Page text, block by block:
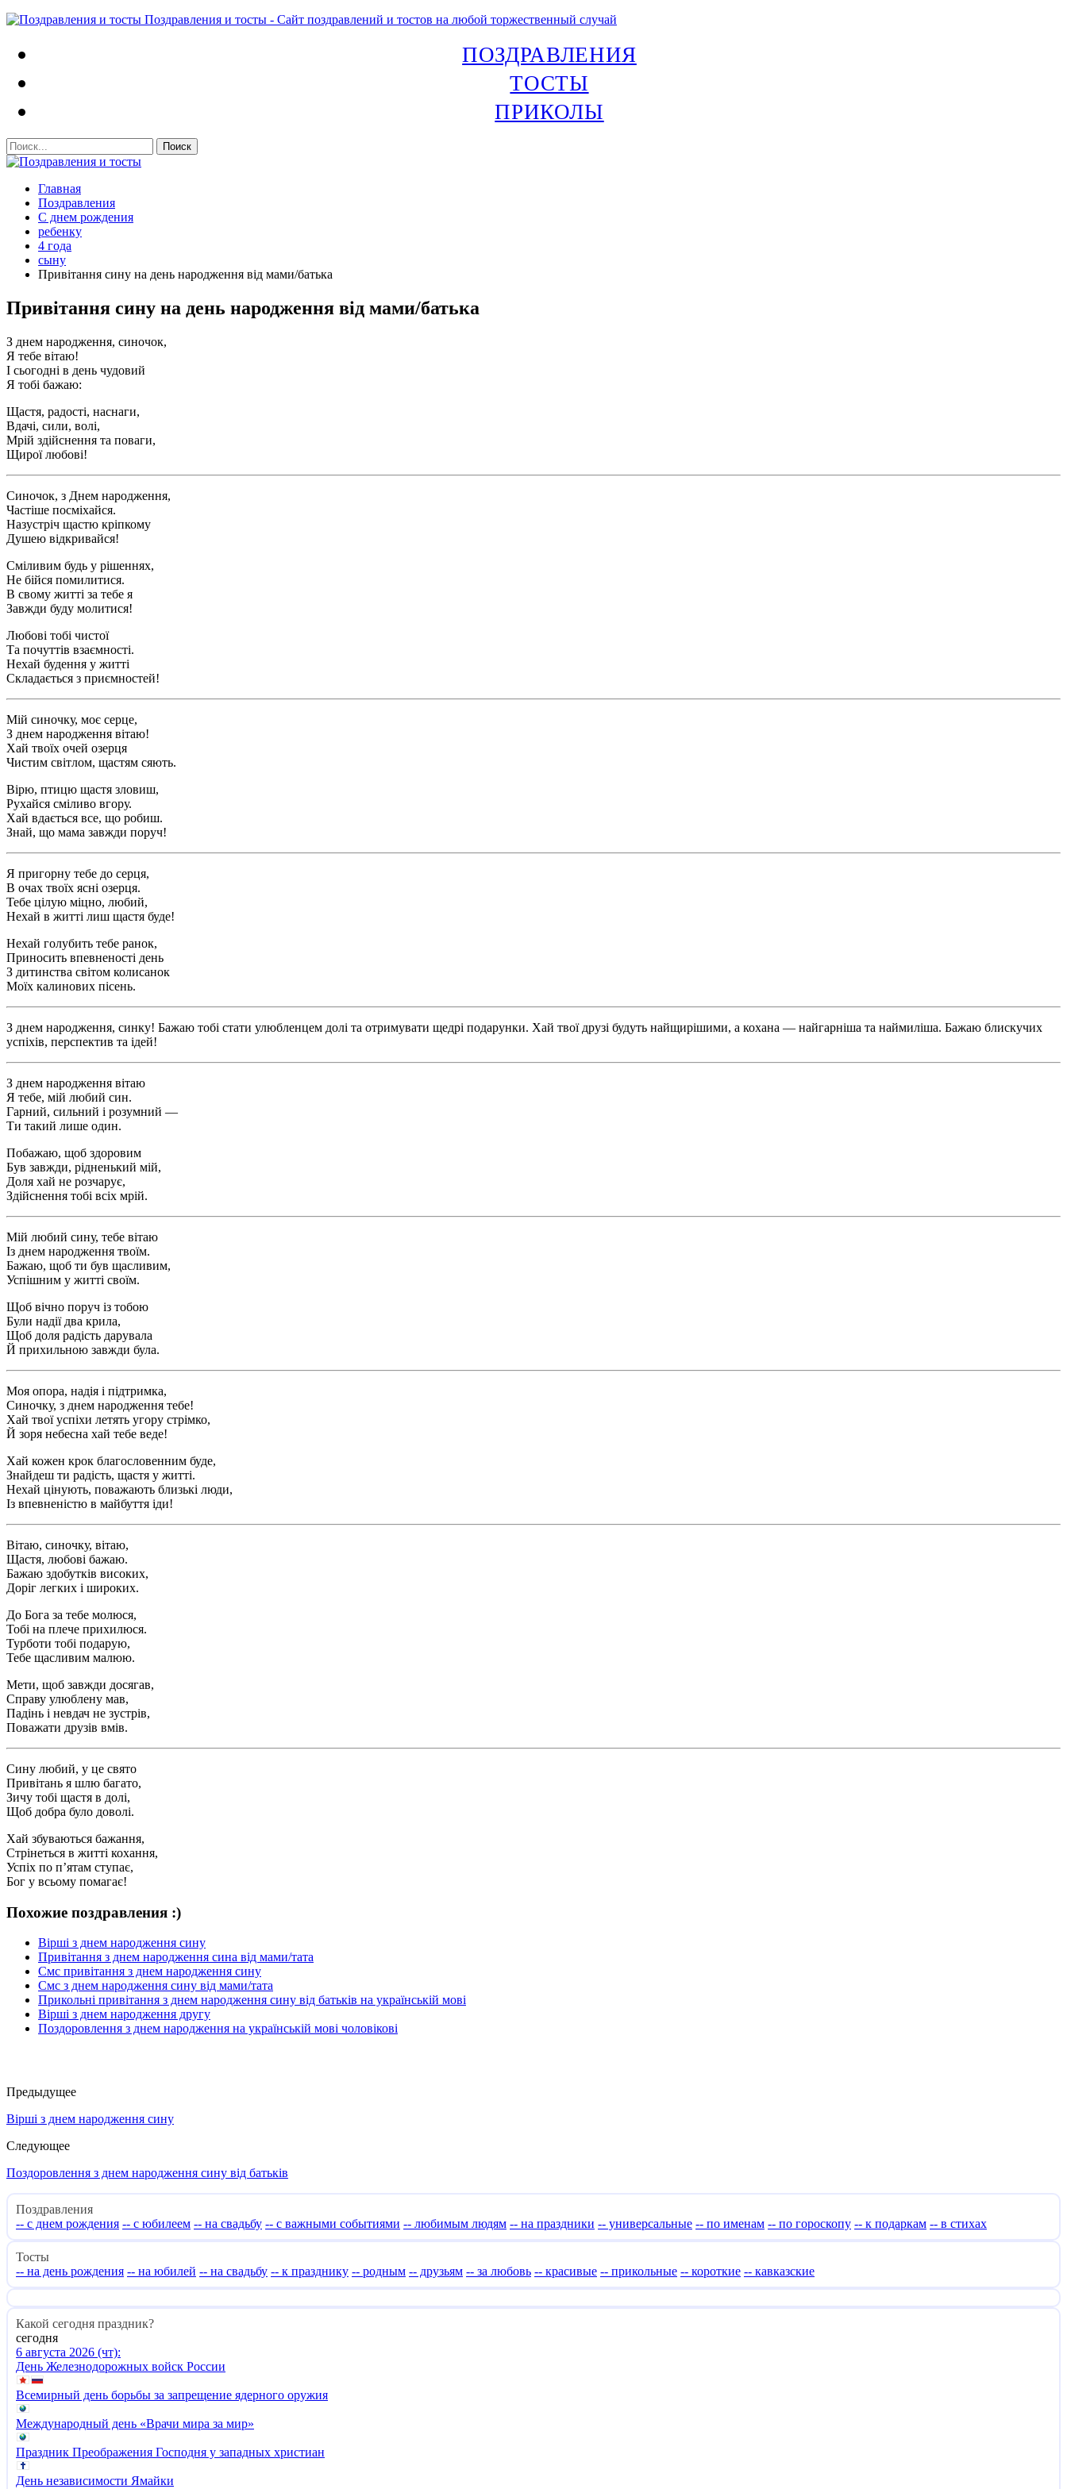
Поздравления и тосты - Сайт поздравлений и тостов на любой торжественный случай
ПОЗДРАВЛЕНИЯ
ТОСТЫ
ПРИКОЛЫ
Главная
Поздравления
С днем рождения
ребенку
4 года
сыну
Привітання сину на день народження від мами/батька
Привітання сину на день народження від мами/батька
З днем народження, синочок,
Я тебе вітаю!
І сьогодні в день чудовий
Я тобі бажаю:
Щастя, радості, наснаги,
Вдачі, сили, волі,
Мрій здійснення та поваги,
Щирої любові!
Синочок, з Днем народження,
Частіше посміхайся.
Назустріч щастю кріпкому
Душею відкривайся!
Сміливим будь у рішеннях,
Не бійся помилитися.
В свому житті за тебе я
Завжди буду молитися!
Любові тобі чистої
Та почуттів взаємності.
Нехай будення у житті
Складається з приємностей!
Мій синочку, моє серце,
З днем народження вітаю!
Хай твоїх очей озерця
Чистим світлом, щастям сяють.
Вірю, птицю щастя зловиш,
Рухайся сміливо вгору.
Хай вдається все, що робиш.
Знай, що мама завжди поруч!
Я пригорну тебе до серця,
В очах твоїх ясні озерця.
Тебе цілую міцно, любий,
Нехай в житті лиш щастя буде!
Нехай голубить тебе ранок,
Приносить впевненості день
З дитинства світом колисанок
Моїх калинових пісень.
З днем народження, синку! Бажаю тобі стати улюбленцем долі та отримувати щедрі подарунки. Хай твої друзі будуть найщирішими, а кохана — найгарніша та наймиліша. Бажаю блискучих
успіхів, перспектив та ідей!
З днем народження вітаю
Я тебе, мій любий син.
Гарний, сильний і розумний —
Ти такий лише один.
Побажаю, щоб здоровим
Був завжди, рідненький мій,
Доля хай не розчарує,
Здійснення тобі всіх мрій.
Мій любий сину, тебе вітаю
Із днем народження твоїм.
Бажаю, щоб ти був щасливим,
Успішним у житті своїм.
Щоб вічно поруч із тобою
Були надії два крила,
Щоб доля радість дарувала
Й прихильною завжди була.
Моя опора, надія і підтримка,
Синочку, з днем народження тебе!
Хай твої успіхи летять угору стрімко,
Й зоря небесна хай тебе веде!
Хай кожен крок благословенним буде,
Знайдеш ти радість, щастя у житті.
Нехай цінують, поважають близькі люди,
Із впевненістю в майбуття іди!
Вітаю, синочку, вітаю,
Щастя, любові бажаю.
Бажаю здобутків високих,
Доріг легких і широких.
До Бога за тебе молюся,
Тобі на плече прихилюся.
Турботи тобі подарую,
Тебе щасливим малюю.
Мети, щоб завжди досягав,
Справу улюблену мав,
Падінь і невдач не зустрів,
Поважати друзів вмів.
Сину любий, у це свято
Привітань я шлю багато,
Зичу тобі щастя в долі,
Щоб добра було доволі.
Хай збуваються бажання,
Стрінеться в житті кохання,
Успіх по п’ятам ступає,
Бог у всьому помагає!
Похожие поздравления :)
Вірші з днем народження сину
Привітання з днем народження сина від мами/тата
Смс привітання з днем народження сину
Смс з днем народження сину від мами/тата
Прикольні привітання з днем народження сину від батьків на українській мові
Вірші з днем народження другу
Поздоровлення з днем народження на українській мові чоловікові
Предыдущее
Вірші з днем народження сину
Следующее
Поздоровлення з днем народження сину від батьків
Поздравления
-- с днем рождения -- с юбилеем -- на свадьбу -- с важными событиями -- любимым людям -- на праздники -- универсальные -- по именам -- по гороскопу -- к подаркам -- в стихах
Тосты
-- на день рождения -- на юбилей -- на свадьбу -- к празднику -- родным -- друзьям -- за любовь -- красивые -- прикольные -- короткие -- кавказские
Какой сегодня праздник?
сегодня
6 августа 2026 (чт):
День Железнодорожных войск России
Всемирный день борьбы за запрещение ядерного оружия
Международный день «Врачи мира за мир»
Праздник Преображения Господня у западных христиан
День независимости Ямайки